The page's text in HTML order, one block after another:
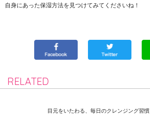
自身にあった保湿方法を見つけてみてくださいね！
RELATED
目元をいたわる、毎日のクレンジング習慣